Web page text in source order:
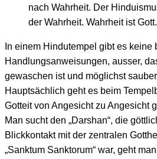
nach Wahrheit. Der
der Wahrheit. Wahrheit ist
In einem Hindutempel gibt es keine
Handlungsanweisungen, ausser,
gewaschen ist und möglichst
Hauptsächlich geht es beim
Gotteit von Angesicht zu Angesicht
Man sucht den „Darshan“, die
Blickkontakt mit der zentralen
„Sanktum Sanktorum“ war, geht